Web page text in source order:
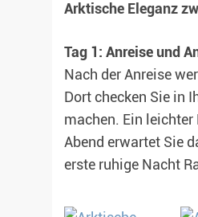
(nicht garantiert)
Arktische Eleganz
Tag 1: Anreise und
Nach der Anreise
Dort checken Sie in
machen. Ein
Abend erwartet Sie
erste ruhige Nacht